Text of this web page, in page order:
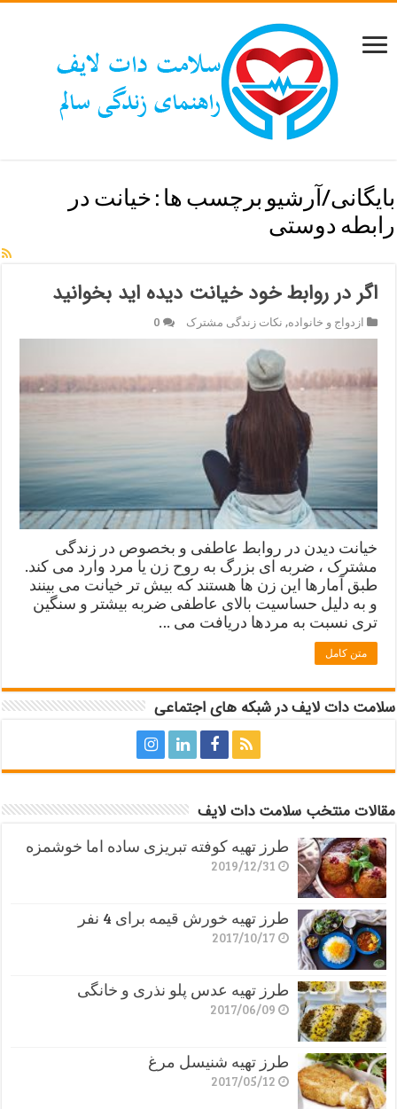
بایگانی/آرشیو برچسب ها : خیانت در
رابطه دوستی
اگر در روابط خود خیانت دیده اید بخوانید
ازدواج و خانواده, نکات زندگی مشترک 0
خیانت دیدن در روابط عاطفی و بخصوص در زندگی
مشترک ، ضربه ای بزرگ به روح زن یا مرد وارد می کند.
طبق آمارها این زن ها هستند که بیش تر خیانت می بینند
و به دلیل حساسیت بالای عاطفی ضربه بیشتر و سنگین
تری نسبت به مردها دریافت می …
متن کامل
سلامت دات لایف در شبکه های اجتماعی
مقالات منتخب سلامت دات لایف
طرز تهیه کوفته تبریزی ساده اما خوشمزه
2019/12/31
طرز تهیه خورش قیمه برای 4 نفر
2017/10/17
طرز تهیه عدس پلو نذری و خانگی
2017/06/09
طرز تهیه شنیسل مرغ
2017/05/12